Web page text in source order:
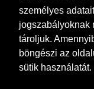
személyes
jogszabályoknak
tároljuk.
böngészi az
sütik használatát.